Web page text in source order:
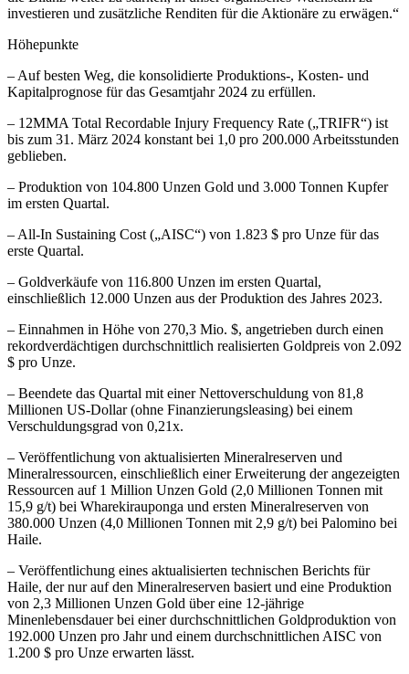
investieren und zusätzliche Renditen für die Aktionäre zu erwägen.“
Höhepunkte
– Auf besten Weg, die konsolidierte Produktions-, Kosten- und
Kapitalprognose für das Gesamtjahr 2024 zu erfüllen.
– 12MMA Total Recordable Injury Frequency Rate („TRIFR“) ist
bis zum 31. März 2024 konstant bei 1,0 pro 200.000 Arbeitsstunden
geblieben.
– Produktion von 104.800 Unzen Gold und 3.000 Tonnen Kupfer
im ersten Quartal.
– All-In Sustaining Cost („AISC“) von 1.823 $ pro Unze für das
erste Quartal.
– Goldverkäufe von 116.800 Unzen im ersten Quartal,
einschließlich 12.000 Unzen aus der Produktion des Jahres 2023.
– Einnahmen in Höhe von 270,3 Mio. $, angetrieben durch einen
rekordverdächtigen durchschnittlich realisierten Goldpreis von 2.092
$ pro Unze.
– Beendete das Quartal mit einer Nettoverschuldung von 81,8
Millionen US-Dollar (ohne Finanzierungsleasing) bei einem
Verschuldungsgrad von 0,21x.
– Veröffentlichung von aktualisierten Mineralreserven und
Mineralressourcen, einschließlich einer Erweiterung der angezeigten
Ressourcen auf 1 Million Unzen Gold (2,0 Millionen Tonnen mit
15,9 g/t) bei Wharekirauponga und ersten Mineralreserven von
380.000 Unzen (4,0 Millionen Tonnen mit 2,9 g/t) bei Palomino bei
Haile.
– Veröffentlichung eines aktualisierten technischen Berichts für
Haile, der nur auf den Mineralreserven basiert und eine Produktion
von 2,3 Millionen Unzen Gold über eine 12-jährige
Minenlebensdauer bei einer durchschnittlichen Goldproduktion von
192.000 Unzen pro Jahr und einem durchschnittlichen AISC von
1.200 $ pro Unze erwarten lässt.